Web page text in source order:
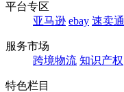
平台专区
亚马逊 ebay 速卖通
服务市场
跨境物流 知识产权
特色栏目